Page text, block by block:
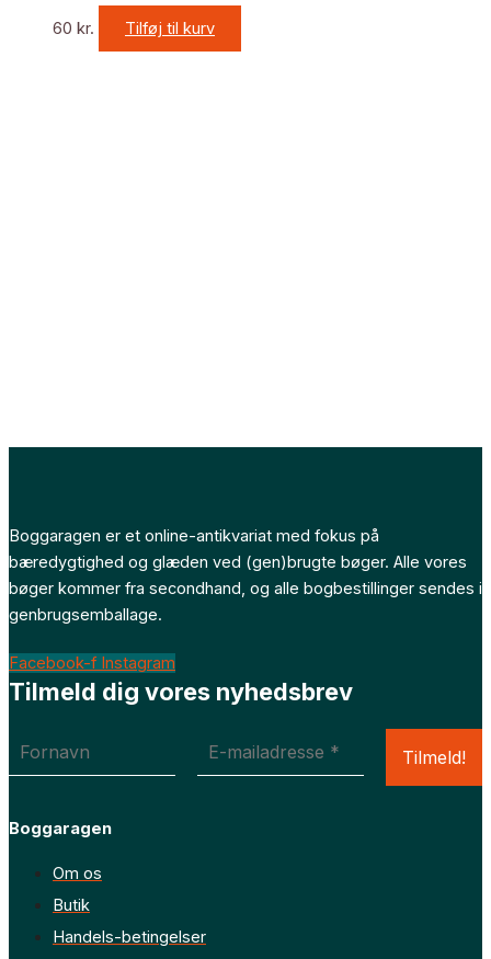
60 kr. Tilføj til kurv
Boggaragen er et online-antikvariat med fokus på
bæredygtighed og glæden ved (gen)brugte bøger. Alle vores
bøger kommer fra secondhand, og alle bogbestillinger sendes i
genbrugsemballage.
Facebook-f Instagram
Tilmeld dig vores nyhedsbrev
Boggaragen
Om os
Butik
Handels-betingelser